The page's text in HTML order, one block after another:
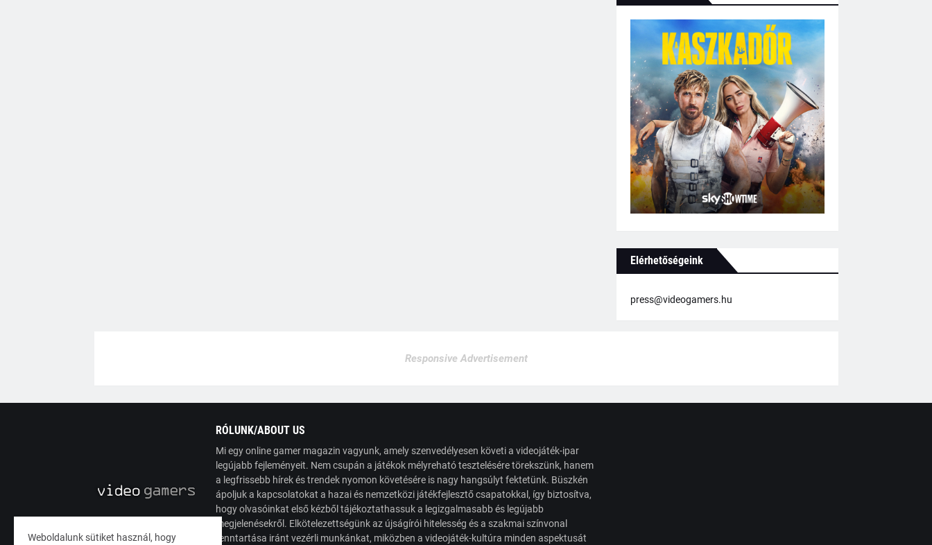
Elérhetőségeink
press@videogamers.hu
Responsive Advertisement
RÓLUNK/ABOUT US
Mi egy online gamer magazin vagyunk, amely szenvedélyesen követi a videojáték-ipar
legújabb fejleményeit. Nem csupán a játékok mélyreható tesztelésére törekszünk, hanem
a legfrissebb hírek és trendek nyomon követésére is nagy hangsúlyt fektetünk. Büszkén
ápoljuk a kapcsolatokat a hazai és nemzetközi játékfejlesztő csapatokkal, így biztosítva,
hogy olvasóinkat első kézből tájékoztathassuk a legizgalmasabb és legújabb
megjelenésekről. Elkötelezettségünk az újságírói hitelesség és a szakmai színvonal
fenntartása iránt vezérli munkánkat, miközben a videojáték-kultúra minden aspektusát
Weboldalunk sütiket használ, hogy